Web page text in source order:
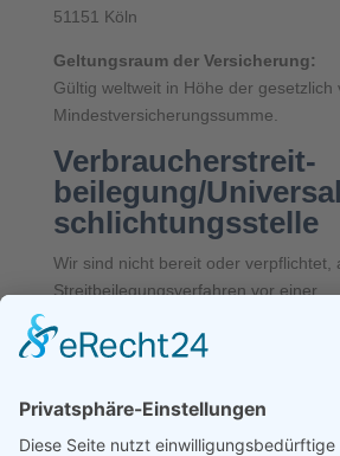
51151 Köln
Geltungsraum der Versicherung:
Gültig weltweit in Höhe der gesetzlich
Mindestversicherungssumme.
Verbraucher­streit­
beilegung/
schlichtungs­stelle
Wir sind nicht bereit oder verpflichtet,
Streitbeilegungsverfahren vor einer
Zentrale
dem Digital
DSA (Verordnung